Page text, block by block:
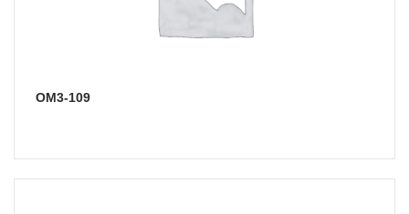
ОМ3-109